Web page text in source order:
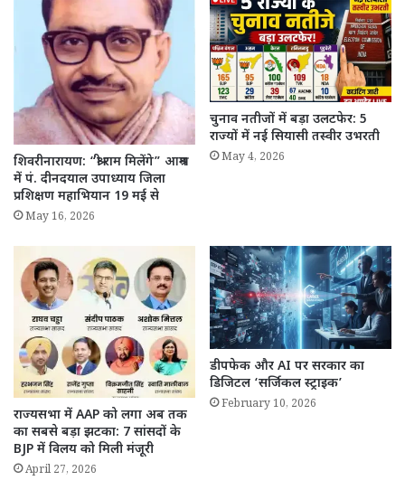
शिवरीनारायण: “श्री राम मिलेंगे” आश्रम
में पं. दीनदयाल उपाध्याय जिला
प्रशिक्षण महाभियान 19 मई से
May 16, 2026
चुनाव नतीजों में बड़ा उलटफेर: 5
राज्यों में नई सियासी तस्वीर उभरती
May 4, 2026
राज्यसभा में AAP को लगा अब तक
का सबसे बड़ा झटका: 7 सांसदों के
BJP में विलय को मिली मंजूरी
April 27, 2026
डीपफेक और AI पर सरकार का
डिजिटल ‘सर्जिकल स्ट्राइक’
February 10, 2026